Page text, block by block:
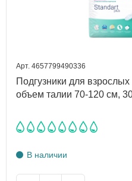
Арт. 4657799490336
Подгузники для
объем талии 70-120 см,
В наличии